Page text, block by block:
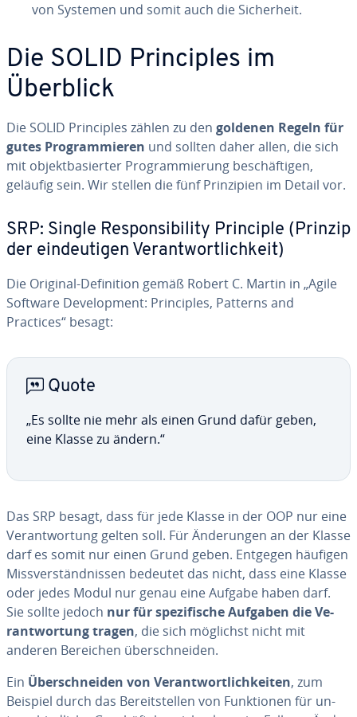
von Systemen und somit auch die Sic­her­heit.
Die SOLID Pri­nciples im
Überblick
Die SOLID Pri­nciples zählen zu den goldenen Regeln für
gutes Prog­ram­mieren und sollten daher allen, die sich
mit ob­jekt­ba­sier­ter Prog­ram­mierung besc­häf­ti­gen,
geläufig sein. Wir stellen die fünf Pri­nzi­pien im Detail vor.
SRP: Single Res­pon­si­bi­lity Principle (Prinzip
der ein­deu­ti­gen Ve­rantwort­lich­keit)
Die Original-De­fi­ni­tion gemäß Robert C. Martin in „Agile
Software De­ve­lop­ment: Pri­nciples, Patterns and
Practices“ besagt:
Quote
„Es sollte nie mehr als einen Grund dafür geben,
eine Klasse zu ändern.“
Das SRP besagt, dass für jede Klasse in der OOP nur eine
Ve­rantwor­tung gelten soll. Für Än­de­run­gen an der Klasse
darf es somit nur einen Grund geben. Entgegen häufigen
Miss­vers­tänd­nis­sen bedeutet das nicht, dass eine Klasse
oder jedes Modul nur genau eine Aufgabe haben darf.
Sie sollte jedoch nur für spezi­fische Aufgaben die Ve­
rantwor­tung tragen, die sich möglichst nicht mit
anderen Bereichen übersch­nei­den.
Ein Übersch­nei­den von Ve­rantwort­lich­kei­ten, zum
Beispiel durch das Be­reits­tel­len von Funk­tio­nen für un­